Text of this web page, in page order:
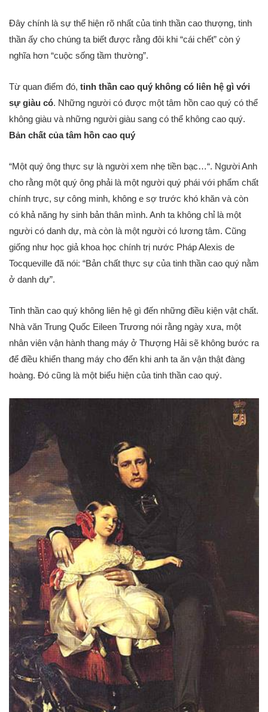
Đây chính là sự thể hiện rõ nhất của tinh thần cao thượng, tinh
thần ấy cho chúng ta biết được rằng đôi khi “cái chết” còn ý
nghĩa hơn “cuộc sống tầm thường”.
Từ quan điểm đó, tinh thần cao quý không có liên hệ gì với
sự giàu có. Những người có được một tâm hồn cao quý có thể
không giàu và những người giàu sang có thể không cao quý.
Bản chất của tâm hồn cao quý
“Một quý ông thực sự là người xem nhẹ tiền bạc…“. Người Anh
cho rằng một quý ông phải là một người quý phái với phẩm chất
chính trực, sự công minh, không e sợ trước khó khăn và còn
có khả năng hy sinh bản thân mình. Anh ta không chỉ là một
người có danh dự, mà còn là một người có lương tâm. Cũng
giống như học giả khoa học chính trị nước Pháp Alexis de
Tocqueville đã nói: “Bản chất thực sự của tinh thần cao quý nằm
ở danh dự”.
Tinh thần cao quý không liên hệ gì đến những điều kiện vật chất.
Nhà văn Trung Quốc Eileen Trương nói rằng ngày xưa, một
nhân viên vận hành thang máy ở Thượng Hải sẽ không bước ra
để điều khiển thang máy cho đến khi anh ta ăn vận thật đàng
hoàng. Đó cũng là một biểu hiện của tinh thần cao quý.